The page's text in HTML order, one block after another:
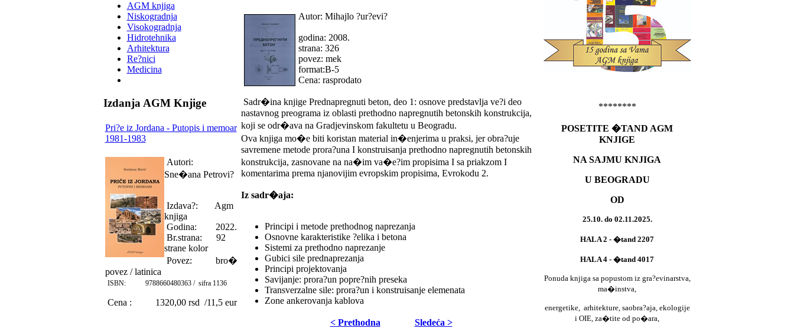
AGM knjiga
Niskogradnja
Visokogradnja
Hidrotehnika
Arhitektura
Re?nici
Medicina
Izdanja AGM Knjige
Pri?e iz Jordana - Putopis i memoar
1981-1983
Autori:
Sne�ana Petrovi?
Izdava?: Agm
knjiga
Godina: 2022.
Br.strana: 92
strane kolor
Povez: bro�
povez / latinica
ISBN: 9788660480363 / sifra 1136
Cena : 1320,00 rsd /11,5 eur
Autor: Mihajlo ?ur?evi?
godina: 2008.
strana: 326
povez: mek
format:B-5
Cena: rasprodato
Sadr�ina knjige Prednapregnuti beton, deo 1: osnove predstavlja ve?i deo
nastavnog preograma iz oblasti prethodno napregnutih betonskih konstrukcija,
koji se odr�ava na Gradjevinskom fakultetu u Beogradu.
Ova knjiga mo�e biti koristan material in�enjerima u praksi, jer obra?uje
savremene metode prora?una I konstruisanja prethodno napregnutih betonskih
konstrukcija, zasnovane na na�im va�e?im propisima I sa priakzom I
komentarima prema njanovijim evropskim propisima, Evrokodu 2.
Iz sadr�aja:
Principi i metode prethodnog naprezanja
Osnovne karakteristike ?elika i betona
Sistemi za prethodno naprezanje
Gubici sile prednaprezanja
Principi projektovanja
Savijanje: prora?un popre?nih preseka
Transverzalne sile: prora?un i konstruisanje elemenata
Zone ankerovanja kablova
< Prethodna Sledeća >
********
POSETITE �TAND AGM
KNJIGE
NA SAJMU KNJIGA
U BEOGRADU
OD
25.10. do 02.11.2025.
HALA 2 - �tand 2207
HALA 4 - �tand 4017
Ponuda knjiga sa popustom iz gra?evinarstva,
ma�instva,
energetike, arhitekture, saobra?aja, ekologije
i OIE, za�tite od po�ara,